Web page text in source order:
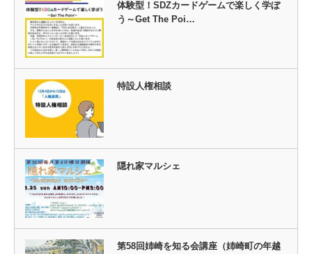
体験型！SDZカードゲームで楽しく学ぼ
う～Get The Poi…
特設人権相談
隠れ家マルシェ
第58回姉崎を知る会講座（姉崎町の年越